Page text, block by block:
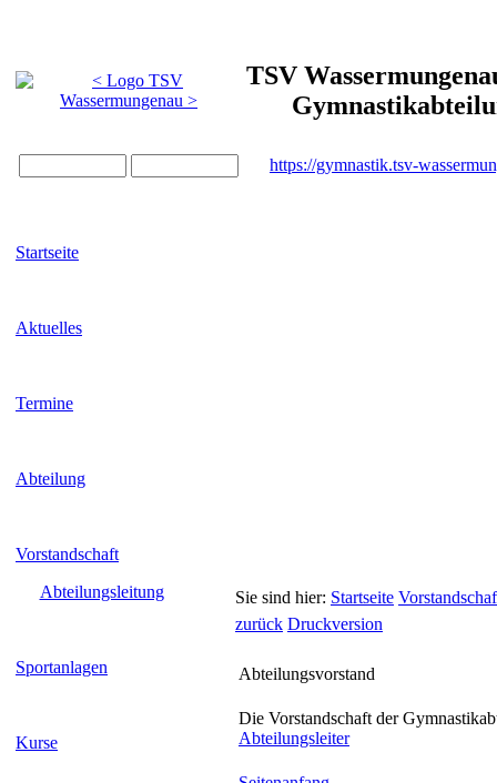
TSV
https://gymnastik.tsv-
Startseite
Aktuelles
Termine
Abteilung
Vorstandschaft
Abteilungsleitung
Sportanlagen
Kurse
Sie sind hier: Startseite
zurück Druckversion
Abteilungsvorstand
Die Vorstandschaft der
Abteilungsleiter